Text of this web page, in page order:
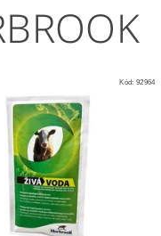
Kód: 92964